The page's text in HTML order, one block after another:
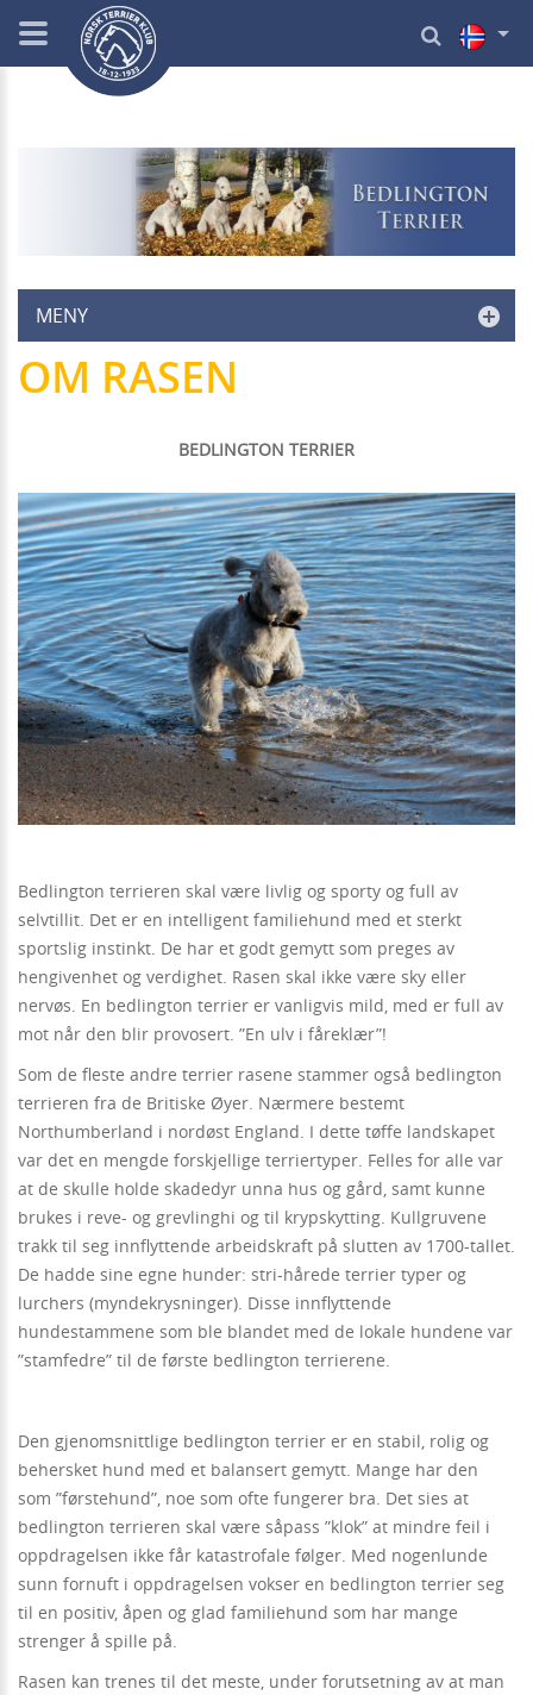
MENY
OM RASEN
BEDLINGTON TERRIER
Bedlington terrieren skal være livlig og sporty og full av
selvtillit. Det er en intelligent familiehund med et sterkt
sportslig instinkt. De har et godt gemytt som preges av
hengivenhet og verdighet. Rasen skal ikke være sky eller
nervøs. En bedlington terrier er vanligvis mild, med er full av
mot når den blir provosert. ”En ulv i fåreklær”!
Som de fleste andre terrier rasene stammer også bedlington
terrieren fra de Britiske Øyer. Nærmere bestemt
Northumberland i nordøst England. I dette tøffe landskapet
var det en mengde forskjellige terriertyper. Felles for alle var
at de skulle holde skadedyr unna hus og gård, samt kunne
brukes i reve- og grevlinghi og til krypskytting. Kullgruvene
trakk til seg innflyttende arbeidskraft på slutten av 1700-tallet.
De hadde sine egne hunder: stri-hårede terrier typer og
lurchers (myndekrysninger). Disse innflyttende
hundestammene som ble blandet med de lokale hundene var
”stamfedre” til de første bedlington terrierene.
Den gjenomsnittlige bedlington terrier er en stabil, rolig og
behersket hund med et balansert gemytt. Mange har den
som ”førstehund”, noe som ofte fungerer bra. Det sies at
bedlington terrieren skal være såpass ”klok” at mindre feil i
oppdragelsen ikke får katastrofale følger. Med nogenlunde
sunn fornuft i oppdragelsen vokser en bedlington terrier seg
til en positiv, åpen og glad familiehund som har mange
strenger å spille på.
Rasen kan trenes til det meste, under forutsetning av at man